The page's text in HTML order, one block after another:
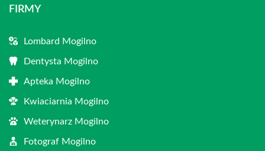
FIRMY
Lombard Mogilno
Dentysta Mogilno
Apteka Mogilno
Kwiaciarnia Mogilno
Weterynarz Mogilno
Fotograf Mogilno